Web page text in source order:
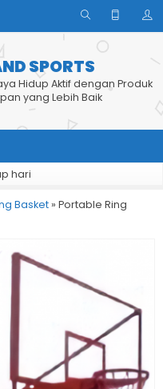
SPORTS
Hidup Aktif dengan Produk
yang Lebih Baik
hari
Basket » Portable Ring